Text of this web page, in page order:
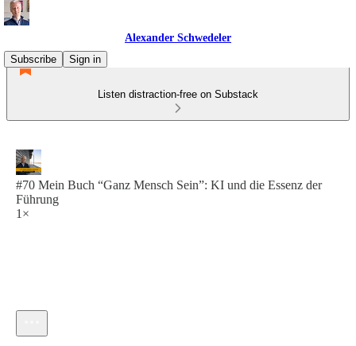
Alexander Schwedeler
Subscribe
Sign in
Listen distraction-free on Substack
#70 Mein Buch “Ganz Mensch Sein”: KI und die Essenz der
Führung
1×